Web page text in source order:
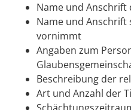
Name und
Name und Anschrift
vornimmt
Angaben zum
Beschreibung der
Art und Anzahl der